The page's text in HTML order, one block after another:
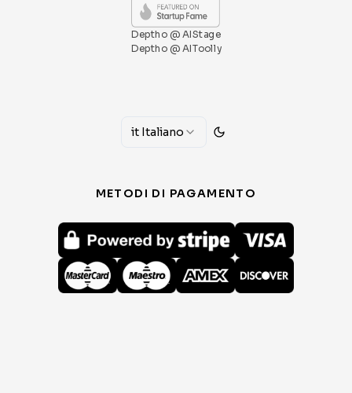
Deptho @ AIStage
Deptho @ AIToolly
it Italiano
METODI DI PAGAMENTO